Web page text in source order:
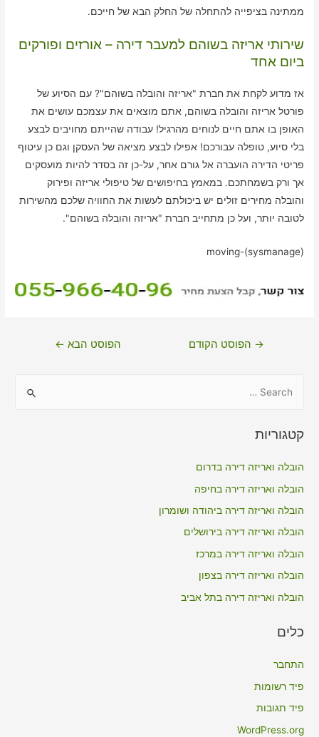
ממתינה בציפייה להתחלה של החלק הבא של חייכם.
שירותי אריזה בשוהם למעבר דירה – אורזים ופורקים
ביום אחד
אז מדוע לקחת את חברת "אריזה והובלה בשוהם"? עם הסיוע של
פורטל אריזה והובלה בשוהם, אתם מוצאים את עצמכם עושים את
האופן בו אתם חיים לנוחים מהרגיל! עבודה שהייתם מחויבים לבצע
בלי סיוע, טופלה עבורכם! אפילו לבצע מציאה של העסקן וגם כן עיטוף
פריטי הדירה הועברה אל גורם אחר, על-כן זה בסדר להיות מועסקים
אך ורק בשמחתכם. במאמץ בחיפושים של טיפולי אריזה ופירוק
והובלה מחירים זולים יש ביכולתם לעשות את החוויה שלכם מהשירות
לטובה יותר, ועל כן מתחייב חברת "אריזה והובלה בשוהם".
moving-(sysmanage)
ניווט→ הפוסט הקודם הפוסט הבא ←
r
o
r
:
קטגוריות
הובלה ואריזה דירה בדרום
הובלה ואריזה דירה בחיפה
הובלה ואריזה דירה ביהודה ושומרון
הובלה ואריזה דירה בירושלים
הובלה ואריזה דירה במרכז
הובלה ואריזה דירה בצפון
הובלה ואריזה דירה בתל אביב
כלים
התחבר
פיד רשומות
פיד תגובות
WordPress.org